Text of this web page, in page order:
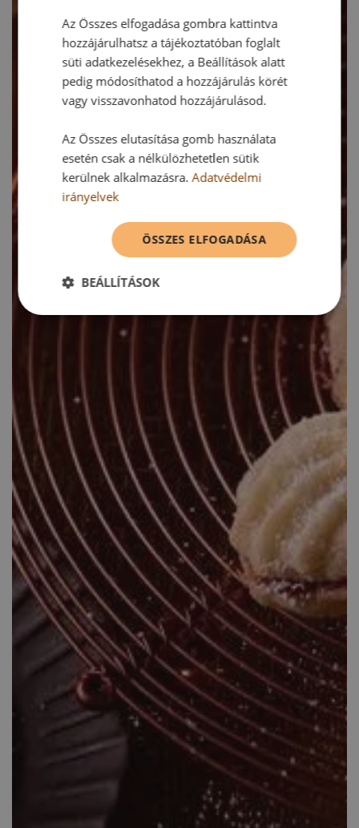
Az Összes elfogadása gombra kattintva
hozzájárulhatsz a tájékoztatóban foglalt
süti adatkezelésekhez, a Beállítások alatt
pedig módosíthatod a hozzájárulás körét
vagy visszavonhatod hozzájárulásod.
Az Összes elutasítása gomb használata
esetén csak a nélkülözhetetlen sütik
kerülnek alkalmazásra.Adatvédelmi
irányelvek
ÖSSZES ELFOGADÁSA
BEÁLLÍTÁSOK